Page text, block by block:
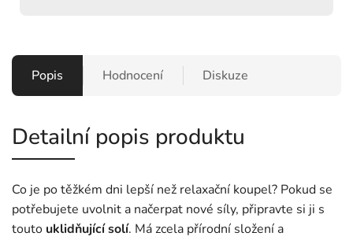
Popis Hodnocení Diskuze
Detailní popis produktu
Co je po těžkém dni lepší než relaxační koupel? Pokud se
potřebujete uvolnit a načerpat nové síly, připravte si ji s
touto uklidňující solí. Má zcela přírodní složení a